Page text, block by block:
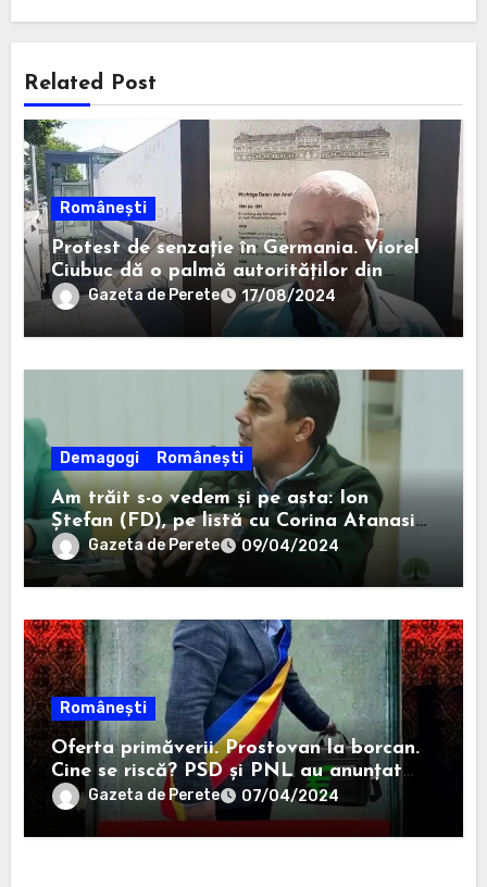
Related Post
Românești
Protest de senzație în Germania. Viorel
Ciubuc dă o palmă autorităților din
România. Bravo, domnule inginer!
Gazeta de Perete 17/08/2024
Demagogi Românești
Am trăit s-o vedem și pe asta: Ion
Ștefan (FD), pe listă cu Corina Atanasiu
(USR), cea care l-a ajutat pe Misăilă să
rămână primar în 2020.
Gazeta de Perete 09/04/2024
Românești
Oferta primăverii. Prostovan la borcan.
Cine se riscă? PSD și PNL au anunțat
că-i sar capacele degeaba blanaursului
Gazeta de Perete 07/04/2024